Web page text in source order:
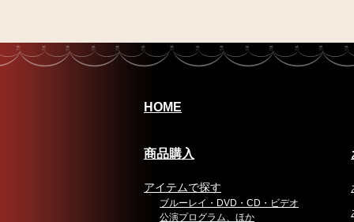
HOME
商品購入
アイテムで探す
ブルーレイ・DVD・CD・ビデオ
公演プログラム、ほか